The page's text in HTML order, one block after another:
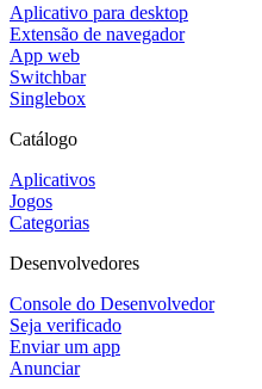
Aplicativo para desktop
Extensão de navegador
App web
Switchbar
Singlebox
Catálogo
Aplicativos
Jogos
Categorias
Desenvolvedores
Console do Desenvolvedor
Seja verificado
Enviar um app
Anunciar